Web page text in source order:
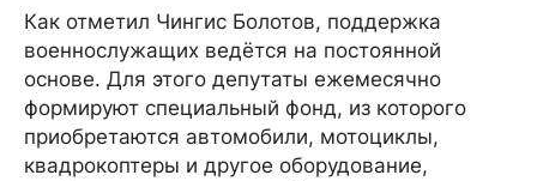
Как отметил Чингис Болотов, поддержка
военнослужащих ведётся на постоянной
основе. Для этого депутаты ежемесячно
формируют специальный фонд, из которого
приобретаются автомобили, мотоциклы,
квадрокоптеры и другое оборудование,